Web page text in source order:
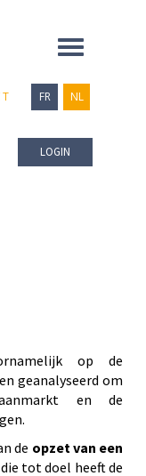
Toggle
FR NL
LOGIN
op de
geanalyseerd om
en de
de opzet van een
tot doel heeft de